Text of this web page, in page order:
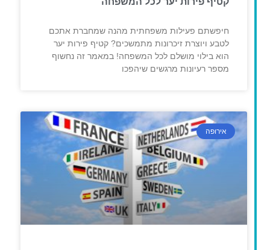
חיפשתם פעילות משפחתית מהנה שמחברת אתכם
לטבע ויוצרת זיכרונות מתמשכים? קטיף פירות יער
הוא בילוי מושלם לכל המשפחה! במאמר זה נחשוף
מספר רעיונות מרגשים שיהפכו
אירופה